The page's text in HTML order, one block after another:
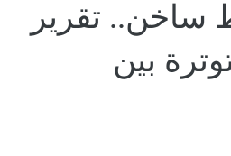
ساخن.. تقرير
بين